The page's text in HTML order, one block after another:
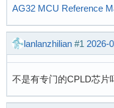
AG32 MCU Reference
lanlanzhilian #1 2026-
不是有专门的CPLD芯片